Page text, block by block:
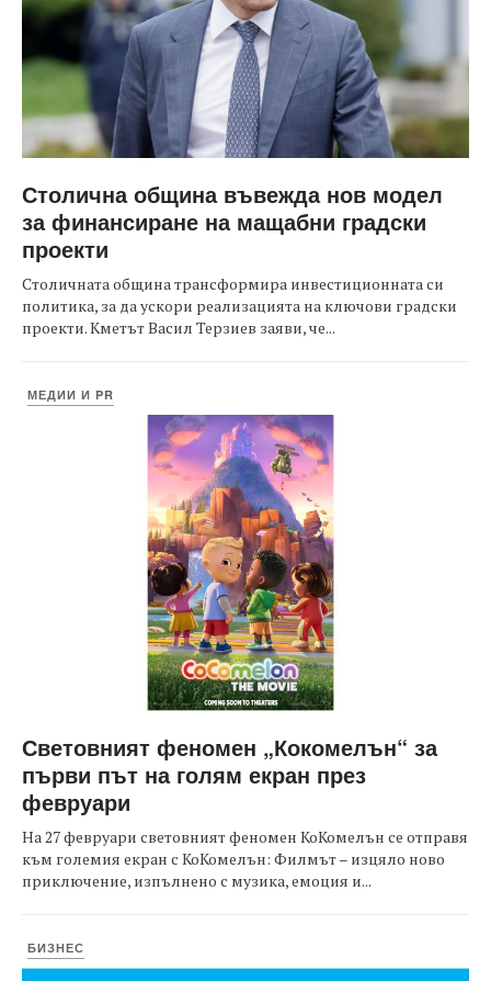
Столична община въвежда нов модел
за финансиране на мащабни градски
проекти
Столичната община трансформира инвестиционната си
политика, за да ускори реализацията на ключови градски
проекти. Кметът Васил Терзиев заяви, че...
МЕДИИ И PR
Световният феномен „Кокомелън“ за
първи път на голям екран през
февруари
На 27 февруари световният феномен КоКомелън се отправя
към големия екран с КоКомелън: Филмът – изцяло ново
приключение, изпълнено с музика, емоция и...
БИЗНЕС